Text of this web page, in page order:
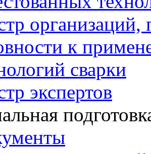
к
сварки
экспертов